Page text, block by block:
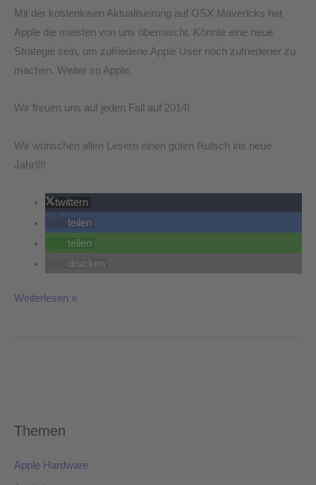
Mit der kostenlosen Aktualisierung auf OSX Mavericks hat
Apple die meisten von uns überrascht. Könnte eine neue
Strategie sein, um zufriedene Apple User noch zufriedener zu
machen. Weiter so Apple.
Wir freuen uns auf jeden Fall auf 2014!
Wir wünschen allen Lesern einen guten Rutsch ins neue
Jahr!!!!
twittern
teilen
teilen
drucken
Weiterlesen »
Themen
Apple Hardware